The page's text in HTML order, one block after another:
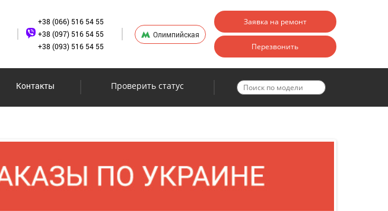
+38 (066) 516 54 55
+38 (097) 516 54 55
+38 (093) 516 54 55
Олимпийская
Заявка на ремонт
Перезвонить
Контакты Проверить статус